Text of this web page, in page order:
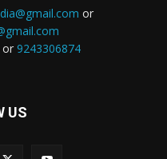
or
9243306874
US